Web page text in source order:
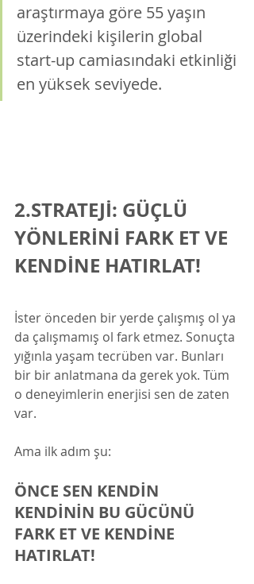
araştırmaya göre 55 yaşın
üzerindeki kişilerin global
start-up camiasındaki etkinliği
en yüksek seviyede.
2.STRATEJİ: GÜÇLÜ
YÖNLERİNİ FARK ET VE
KENDİNE HATIRLAT!
İster önceden bir yerde çalışmış ol ya
da çalışmamış ol fark etmez. Sonuçta
yığınla yaşam tecrüben var. Bunları
bir bir anlatmana da gerek yok. Tüm
o deneyimlerin enerjisi sen de zaten
var.
Ama ilk adım şu:
ÖNCE SEN KENDİN
KENDİNİN BU GÜCÜNÜ
FARK ET VE KENDİNE
HATIRLAT!